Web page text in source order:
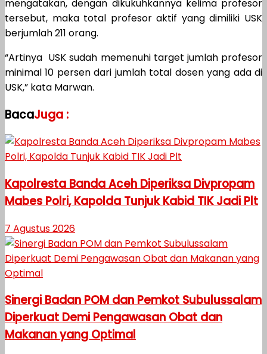
mengatakan, dengan dikukuhkannya kelima profesor
tersebut, maka total profesor aktif yang dimiliki USK
berjumlah 211 orang.
“Artinya USK sudah memenuhi target jumlah profesor
minimal 10 persen dari jumlah total dosen yang ada di
USK,” kata Marwan.
BacaJuga :
Kapolresta Banda Aceh Diperiksa Divpropam
Mabes Polri, Kapolda Tunjuk Kabid TIK Jadi Plt
7 Agustus 2026
Sinergi Badan POM dan Pemkot Subulussalam
Diperkuat Demi Pengawasan Obat dan
Makanan yang Optimal